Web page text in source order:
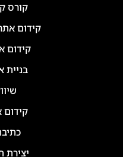
קורס
קידום
קידום
בניית
קידום
יצירת